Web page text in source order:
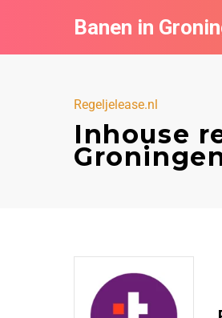
Banen in
Regeljelease.nl
Inhouse